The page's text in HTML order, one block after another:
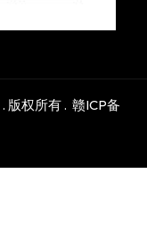
. 版权所有 . 赣ICP备